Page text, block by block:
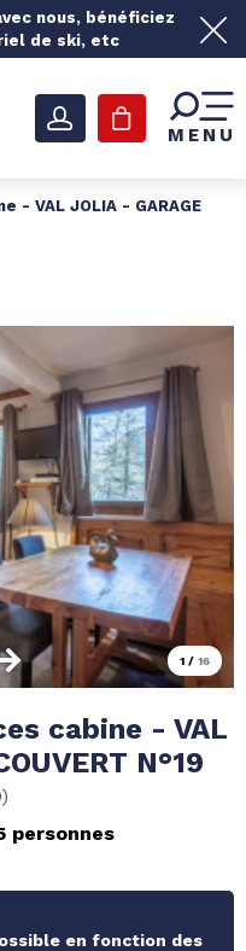
nous, bénéficiez
de ski, etc
MENU
- VAL JOLIA - GARAGE
1 / 16
cabine - VAL
N°19
)
personnes
en fonction des